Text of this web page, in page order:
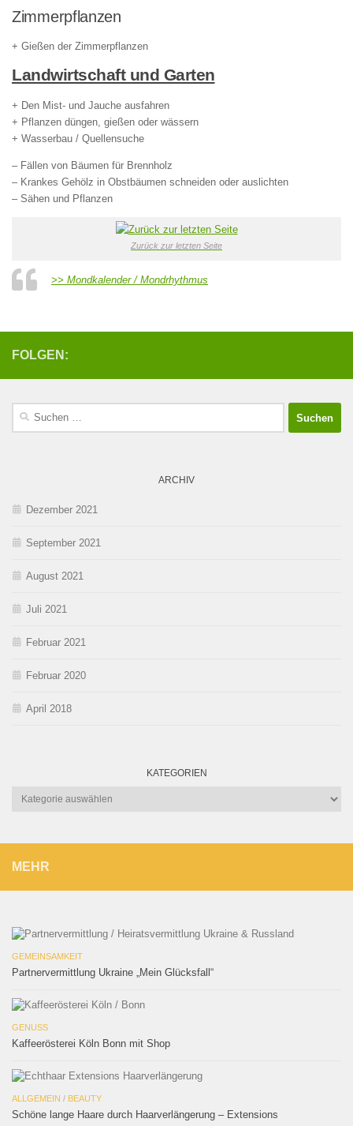
Zimmerpflanzen
+ Gießen der Zimmerpflanzen
Landwirtschaft und Garten
+ Den Mist- und Jauche ausfahren
+ Pflanzen düngen, gießen oder wässern
+ Wasserbau / Quellensuche
– Fällen von Bäumen für Brennholz
– Krankes Gehölz in Obstbäumen schneiden oder auslichten
– Sähen und Pflanzen
Zurück zur letzten Seite
>> Mondkalender / Mondrhythmus
FOLGEN:
Suchen
ARCHIV
Dezember 2021
September 2021
August 2021
Juli 2021
Februar 2021
Februar 2020
April 2018
KATEGORIEN
Kategorien
MEHR
GEMEINSAMKEIT
Partnervermittlung Ukraine „Mein Glücksfall“
GENUSS
Kaffeerösterei Köln Bonn mit Shop
ALLGEMEIN / BEAUTY
Schöne lange Haare durch Haarverlängerung – Extensions